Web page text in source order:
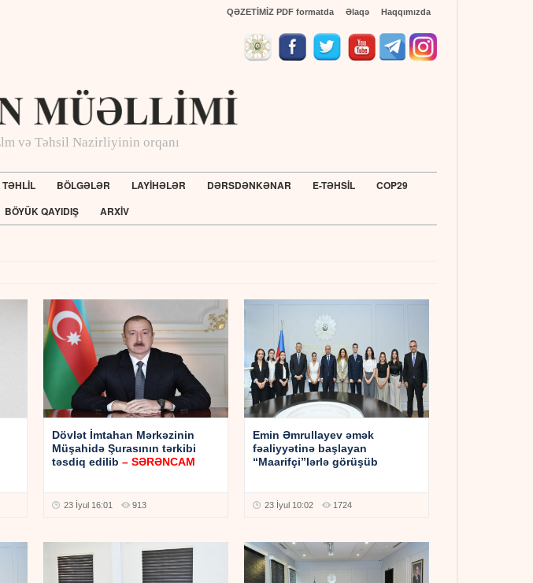
QƏZETİMİZ PDF formatda Əlaqə Haqqımızda
və Təhsil Nazirliyinin orqanı
TƏHLİL BÖLGƏLƏR LAYİHƏLƏR DƏRSDƏNKƏNAR E-TƏHSİL
COP29
BÖYÜK QAYIDIŞ ARXİV
Dövlət İmtahan Mərkəzinin
Müşahidə Şurasının tərkibi
təsdiq edilib – SƏRƏNCAM
23 İyul 16:01 913
Emin Əmrullayev əmək
fəaliyyətinə başlayan
“Maarifçi”lərlə görüşüb
23 İyul 10:02 1724